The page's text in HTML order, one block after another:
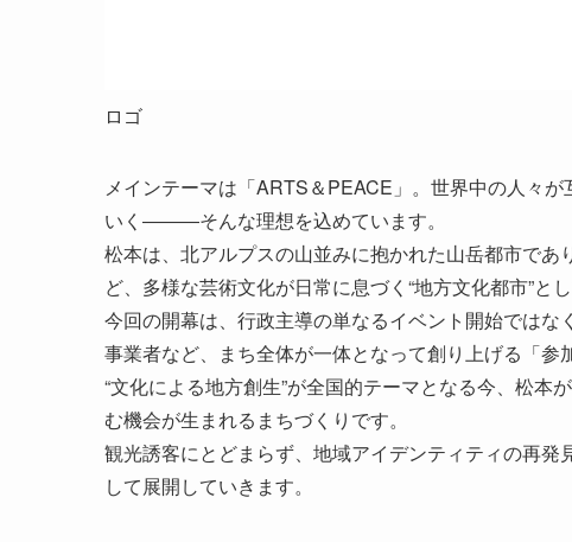
ロゴ
メインテーマは「ARTS＆PEACE」。世界中の人々
いく―――そんな理想を込めています。
松本は、北アルプスの山並みに抱かれた山岳都市で
ど、多様な芸術文化が日常に息づく“地方文化都市”と
今回の開幕は、行政主導の単なるイベント開始では
事業者など、まち全体が一体となって創り上げる「参
“文化による地方創生”が全国的テーマとなる今、松
む機会が生まれるまちづくりです。
観光誘客にとどまらず、地域アイデンティティの再
して展開していきます。